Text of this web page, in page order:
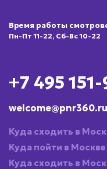
Время работы
Пн-Пт 11-22, Сб-Вс 10-22
+7 495
welcome@pnr360.ru
Куда сходить в
Куда пойти в Москве
Куда сходить в